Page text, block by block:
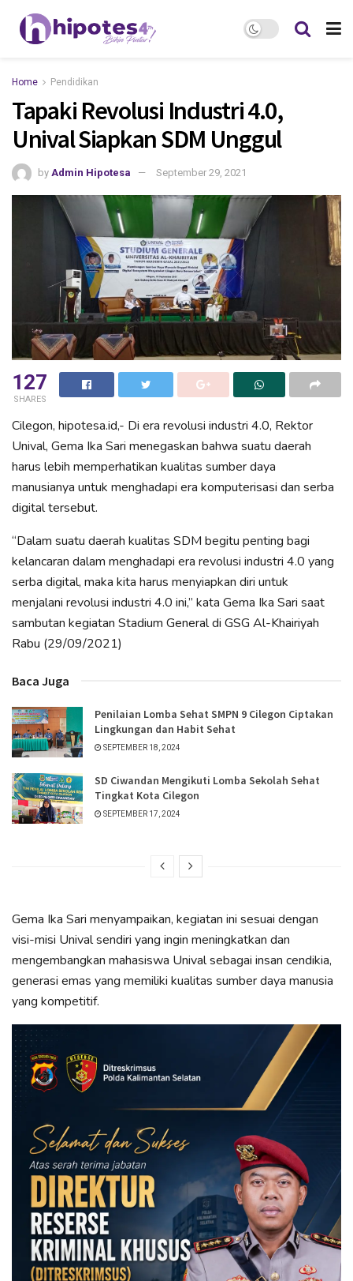
Home Pendidikan
Tapaki Revolusi Industri 4.0,
Unival Siapkan SDM Unggul
by Admin Hipotesa September 29, 2021
127
SHARES
Cilegon, hipotesa.id,- Di era revolusi industri 4.0, Rektor
Unival, Gema Ika Sari menegaskan bahwa suatu daerah
harus lebih memperhatikan kualitas sumber daya
manusianya untuk menghadapi era komputerisasi dan serba
digital tersebut.
“Dalam suatu daerah kualitas SDM begitu penting bagi
kelancaran dalam menghadapi era revolusi industri 4.0 yang
serba digital, maka kita harus menyiapkan diri untuk
menjalani revolusi industri 4.0 ini,” kata Gema Ika Sari saat
sambutan kegiatan Stadium General di GSG Al-Khairiyah
Rabu (29/09/2021)
Baca Juga
Penilaian Lomba Sehat SMPN 9 Cilegon Ciptakan
Lingkungan dan Habit Sehat
SEPTEMBER 18, 2024
SD Ciwandan Mengikuti Lomba Sekolah Sehat
Tingkat Kota Cilegon
SEPTEMBER 17, 2024
Gema Ika Sari menyampaikan, kegiatan ini sesuai dengan
visi-misi Unival sendiri yang ingin meningkatkan dan
mengembangkan mahasiswa Unival sebagai insan cendikia,
generasi emas yang memiliki kualitas sumber daya manusia
yang kompetitif.